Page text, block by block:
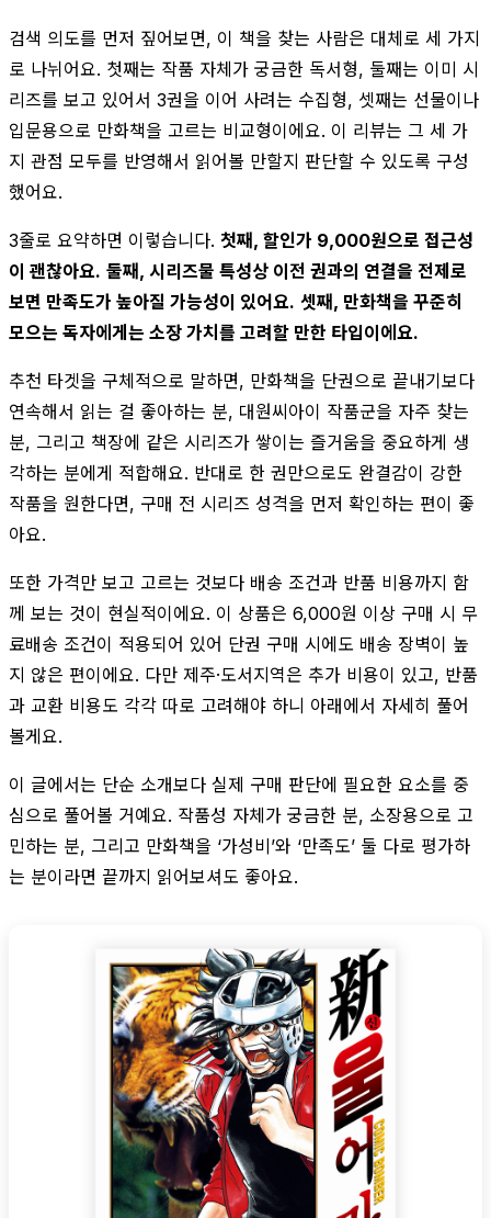
검색 의도를 먼저 짚어보면, 이 책을 찾는 사람은 대체로 세 가지
로 나뉘어요. 첫째는 작품 자체가 궁금한 독서형, 둘째는 이미 시
리즈를 보고 있어서 3권을 이어 사려는 수집형, 셋째는 선물이나
입문용으로 만화책을 고르는 비교형이에요. 이 리뷰는 그 세 가
지 관점 모두를 반영해서 읽어볼 만할지 판단할 수 있도록 구성
했어요.
3줄로 요약하면 이렇습니다. 첫째, 할인가 9,000원으로 접근성
이 괜찮아요. 둘째, 시리즈물 특성상 이전 권과의 연결을 전제로
보면 만족도가 높아질 가능성이 있어요. 셋째, 만화책을 꾸준히
모으는 독자에게는 소장 가치를 고려할 만한 타입이에요.
추천 타겟을 구체적으로 말하면, 만화책을 단권으로 끝내기보다
연속해서 읽는 걸 좋아하는 분, 대원씨아이 작품군을 자주 찾는
분, 그리고 책장에 같은 시리즈가 쌓이는 즐거움을 중요하게 생
각하는 분에게 적합해요. 반대로 한 권만으로도 완결감이 강한
작품을 원한다면, 구매 전 시리즈 성격을 먼저 확인하는 편이 좋
아요.
또한 가격만 보고 고르는 것보다 배송 조건과 반품 비용까지 함
께 보는 것이 현실적이에요. 이 상품은 6,000원 이상 구매 시 무
료배송 조건이 적용되어 있어 단권 구매 시에도 배송 장벽이 높
지 않은 편이에요. 다만 제주·도서지역은 추가 비용이 있고, 반품
과 교환 비용도 각각 따로 고려해야 하니 아래에서 자세히 풀어
볼게요.
이 글에서는 단순 소개보다 실제 구매 판단에 필요한 요소를 중
심으로 풀어볼 거예요. 작품성 자체가 궁금한 분, 소장용으로 고
민하는 분, 그리고 만화책을 ‘가성비’와 ‘만족도’ 둘 다로 평가하
는 분이라면 끝까지 읽어보셔도 좋아요.